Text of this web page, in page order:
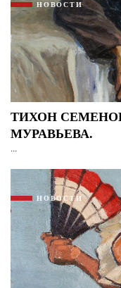
НОВОСТИ
ТИХОН
МУРАВЬЕВА.
...
НОВОСТИ